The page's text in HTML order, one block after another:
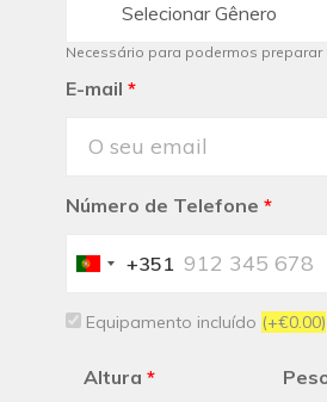
Selecionar Gênero
Necessário para podermos preparar
E-mail *
Número de Telefone *
Portugal
+351
Equipamento incluído (+€0.00)
Altura *